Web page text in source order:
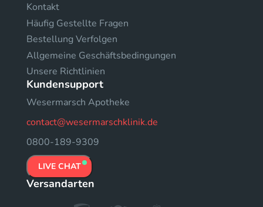
Kontakt
Häufig Gestellte Fragen
Bestellung Verfolgen
Allgemeine Geschäftsbedingungen
Unsere Richtlinien
Kundensupport
Wesermarsch Apotheke
contact@wesermarschklinik.de
0800-189-9309
LIVE CHAT
Versandarten